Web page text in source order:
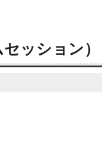
ッション）